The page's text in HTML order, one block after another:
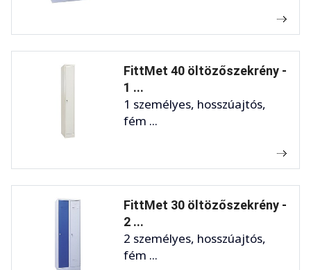
FittMet 40 öltözőszekrény -
1 ...
1 személyes, hosszúajtós,
fém ...
FittMet 30 öltözőszekrény -
2 ...
2 személyes, hosszúajtós,
fém ...